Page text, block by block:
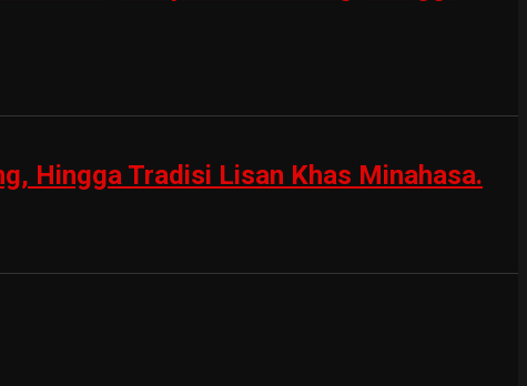
Hingga Tradisi Lisan Khas Minahasa.